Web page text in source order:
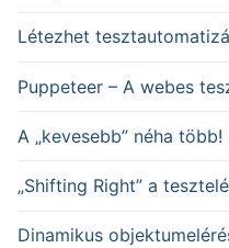
Létezhet
Puppeteer – A webes
A „kevesebb” néha több!
„Shifting Right” a
Dinamikus